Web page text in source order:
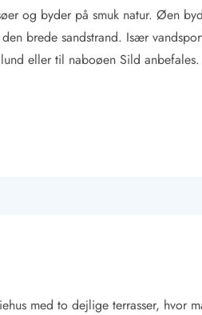
og byder på smuk natur. Øen
brede sandstrand. Især
eller til naboøen Sild
med to dejlige terrasser, hvor